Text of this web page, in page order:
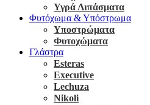
Υγρά Λιπάσματα
Φυτόχωμα & Υπόστρωμα
Υποστρώματα
Φυτοχώματα
Γλάστρα
Esteras
Executive
Lechuza
Nikoli